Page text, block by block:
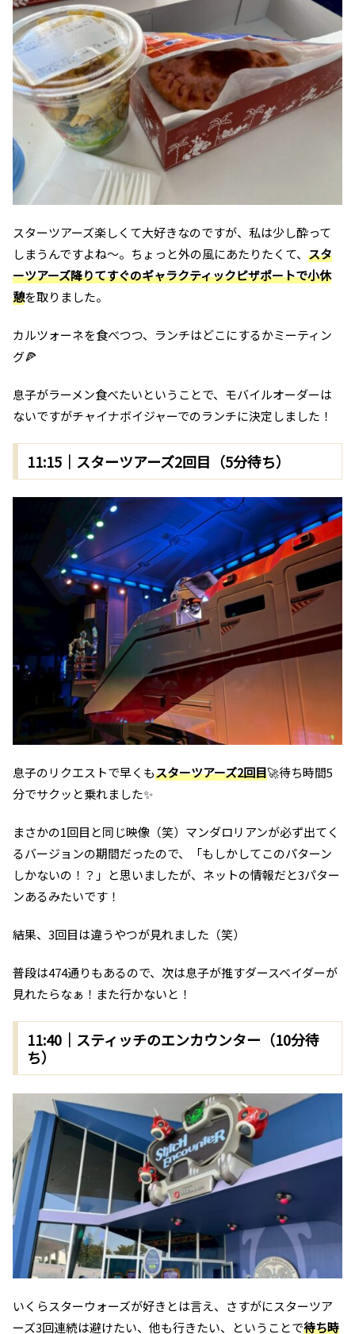
スターツアーズ楽しくて大好きなのですが、私は少し酔って
しまうんですよね～。ちょっと外の風にあたりたくて、 スタ
ーツアーズ降りてすぐのギャラクティックピザポートで小休
憩を取りました。
カルツォーネを食べつつ、ランチはどこにするかミーティン
グ🍕
息子がラーメン食べたいということで、モバイルオーダーは
ないですがチャイナボイジャーでのランチに決定しました！
11:15｜スターツアーズ2回目（5分待ち）
息子のリクエストで早くもスターツアーズ2回目🚀待ち時間5
分でサクッと乗れました✨
まさかの1回目と同じ映像（笑）マンダロリアンが必ず出てく
るバージョンの期間だったので、「もしかしてこのパターン
しかないの！？」と思いましたが、ネットの情報だと3パター
ンあるみたいです！
結果、3回目は違うやつが見れました（笑）
普段は474通りもあるので、次は息子が推すダースベイダーが
見れたらなぁ！また行かないと！
11:40｜スティッチのエンカウンター（10分待
ち）
いくらスターウォーズが好きとは言え、さすがにスターツア
ーズ3回連続は避けたい、他も行きたい、ということで待ち時